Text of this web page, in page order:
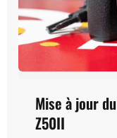
Mise à jour
Z50II